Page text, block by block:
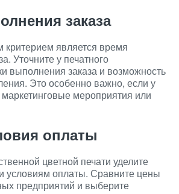
заказа
является время
Уточните у печатного
выполнения заказа и возможность
Это особенно важно, если у
мероприятия или
оплаты
цветной печати уделите
условиям оплаты. Сравните цены
предприятий и выберите